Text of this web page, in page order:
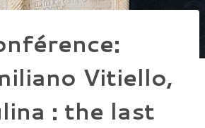
Vitiello,
: the last